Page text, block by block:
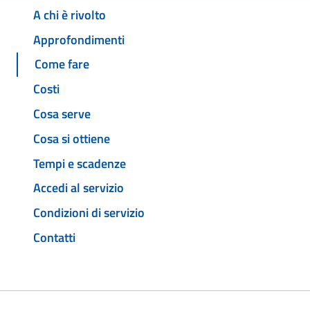
A chi è rivolto
Approfondimenti
Come fare
Costi
Cosa serve
Cosa si ottiene
Tempi e scadenze
Accedi al servizio
Condizioni di servizio
Contatti